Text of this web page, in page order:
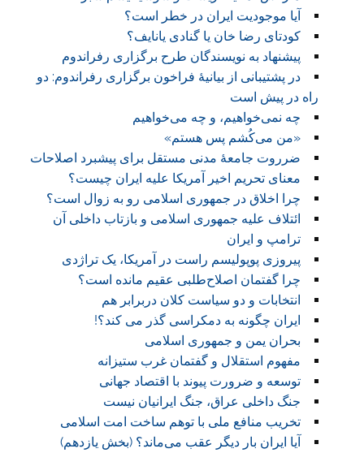
آیا موجودیت ایران در خطر است؟
کودتای رضا خان یا گنادی یانایف؟
پیشنهاد به نویسندگان طرح برگزاری رفراندوم
در پشتیبانی از بیانیهٔ فراخون برگزاری رفراندوم: دو
راه در پیش است
چه نمی‌خواهیم، و چه می‌خواهیم
«من می‌کُشم پس هستم»
ضرروت جامعهٔ مدنی مستقل برای پیشبرد اصلاحات
معنای تحریم اخیر آمریکا علیه ایران چیست؟
چرا اخلاق در جمهوری اسلامی رو به زوال است؟
ائتلاف علیه جمهوری اسلامی و بازتاب داخلی آن
ترامپ و ایران
پیروزی پوپولیسم راست در آمریکا، یک تراژدی
چرا گفتمان اصلاح‌طلبی عقیم مانده است؟
انتخابات و دو سیاست کلان دربرابر هم
ایران چگونه به دمکراسی گذر می کند؟!
بحران یمن و جمهوری اسلامی
مفهوم استقلال و گفتمان غرب ستیزانه
توسعه و ضرورت پیوند با اقتصاد جهانی
جنگ داخلی عراق، جنگ ایرانیان نیست
تخریب منافع ملی با توهم ساخت امت اسلامی
آیا ایران بار دیگر عقب می‌ماند؟ (بخش یازدهم)